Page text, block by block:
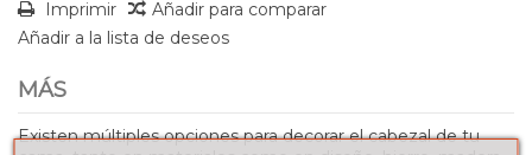
Imprimir
Añadir para comparar
Añadir a la lista de deseos
MÁS
Existen múltiples opciones para decorar el cabezal de tu